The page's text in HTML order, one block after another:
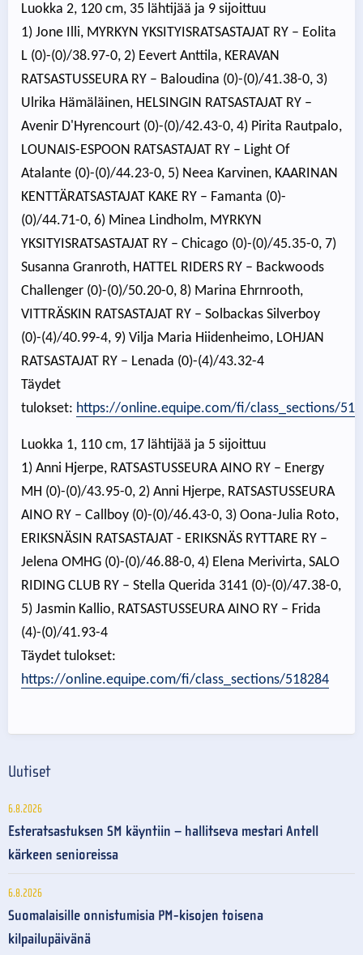
Luokka 2, 120 cm, 35 lähtijää ja 9 sijoittuu
1) Jone Illi, MYRKYN YKSITYISRATSASTAJAT RY – Eolita
L (0)-(0)/38.97-0, 2) Eevert Anttila, KERAVAN
RATSASTUSSEURA RY – Baloudina (0)-(0)/41.38-0, 3)
Ulrika Hämäläinen, HELSINGIN RATSASTAJAT RY –
Avenir D'Hyrencourt (0)-(0)/42.43-0, 4) Pirita Rautpalo,
LOUNAIS-ESPOON RATSASTAJAT RY – Light Of
Atalante (0)-(0)/44.23-0, 5) Neea Karvinen, KAARINAN
KENTTÄRATSASTAJAT KAKE RY – Famanta (0)-
(0)/44.71-0, 6) Minea Lindholm, MYRKYN
YKSITYISRATSASTAJAT RY – Chicago (0)-(0)/45.35-0, 7)
Susanna Granroth, HATTEL RIDERS RY – Backwoods
Challenger (0)-(0)/50.20-0, 8) Marina Ehrnrooth,
VITTRÄSKIN RATSASTAJAT RY – Solbackas Silverboy
(0)-(4)/40.99-4, 9) Vilja Maria Hiidenheimo, LOHJAN
RATSASTAJAT RY – Lenada (0)-(4)/43.32-4
Täydet
tulokset: https://online.equipe.com/fi/class_sections/
Luokka 1, 110 cm, 17 lähtijää ja 5 sijoittuu
1) Anni Hjerpe, RATSASTUSSEURA AINO RY – Energy
MH (0)-(0)/43.95-0, 2) Anni Hjerpe, RATSASTUSSEURA
AINO RY – Callboy (0)-(0)/46.43-0, 3) Oona-Julia Roto,
ERIKSNÄSIN RATSASTAJAT - ERIKSNÄS RYTTARE RY –
Jelena OMHG (0)-(0)/46.88-0, 4) Elena Merivirta, SALO
RIDING CLUB RY – Stella Querida 3141 (0)-(0)/47.38-0,
5) Jasmin Kallio, RATSASTUSSEURA AINO RY – Frida
(4)-(0)/41.93-4
Täydet tulokset:
https://online.equipe.com/fi/class_sections/518284
Uutiset
6.8.2026
Esteratsastuksen SM käyntiin – hallitseva mestari Antell
kärkeen senioreissa
6.8.2026
Suomalaisille onnistumisia PM-kisojen toisena
kilpailupäivänä